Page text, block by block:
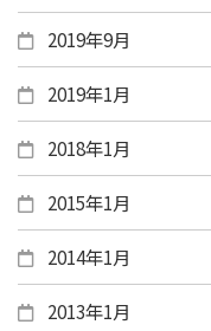
2019年9月
2019年1月
2018年1月
2015年1月
2014年1月
2013年1月